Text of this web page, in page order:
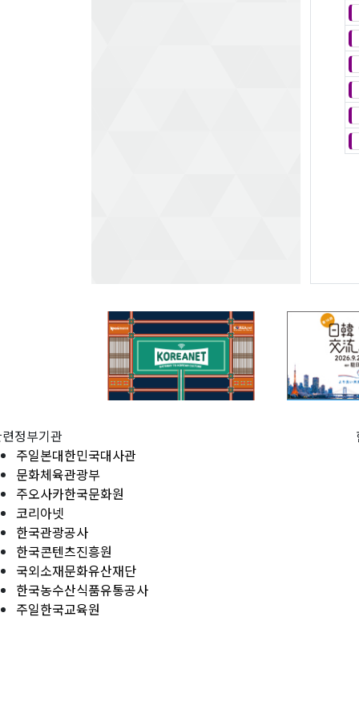
정부기관
주일본대한민국대사관
문화체육관광부
주오사카한국문화원
코리아넷
한국관광공사
한국콘텐츠진흥원
국외소재문화유산재단
한국농수산식품유통공사
주일한국교육원